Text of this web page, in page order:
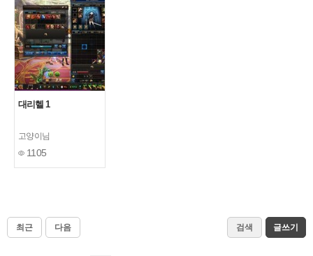
대리헬 1
고양이님
1105
최근 다음 검색 글쓰기